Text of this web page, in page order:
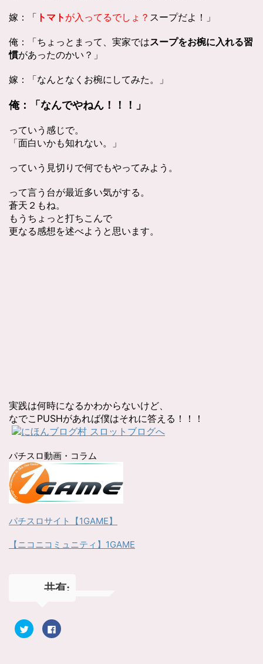
嫁：「 トマト が入ってるでしょ？ スープだよ！」
俺：「ちょっとまって、実家ではスープをお椀に入れる習
慣があったのかい？」
嫁：「なんとなくお椀にしてみた。」
俺：「なんでやねん！！！」
っていう感じで。
「面白いかも知れない。」
っていう見切りで何でもやってみよう。
って言う台が最近多い気がする。
蒼天２もね。
もうちょっと打ちこんで
更なる感想を述べようと思います。
実践は何時になるかわからないけど、
なでこPUSHがあれば僕はそれに答える！！！
パチスロ動画・コラム
パチスロサイト【1GAME】
【ニコニコミュニティ】1GAME
共有:
ク
リ
F
a